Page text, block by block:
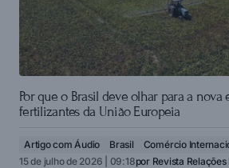
Por que o Brasil deve olhar para a nova
fertilizantes da União Europeia
Artigo com Áudio Brasil Comércio
15 de julho de 2026 | 09:18por Revista